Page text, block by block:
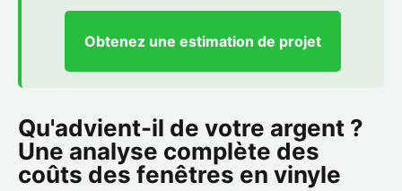
Obtenez une estimation de projet
Qu'advient-il de votre argent ?
Une analyse complète des
coûts des fenêtres en vinyle